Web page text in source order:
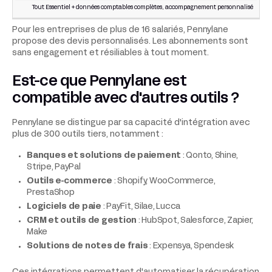
Tout Essentiel + données comptables complètes, accompagnement personnalisé
Pour les entreprises de plus de 16 salariés, Pennylane
propose des devis personnalisés. Les abonnements sont
sans engagement et résiliables à tout moment.
Est-ce que Pennylane est
compatible avec d'autres outils ?
Pennylane se distingue par sa capacité d'intégration avec
plus de 300 outils tiers, notamment :
Banques et solutions de paiement : Qonto, Shine,
Stripe, PayPal
Outils e-commerce : Shopify, WooCommerce,
PrestaShop
Logiciels de paie : PayFit, Silae, Lucca
CRM et outils de gestion : HubSpot, Salesforce, Zapier,
Make
Solutions de notes de frais : Expensya, Spendesk